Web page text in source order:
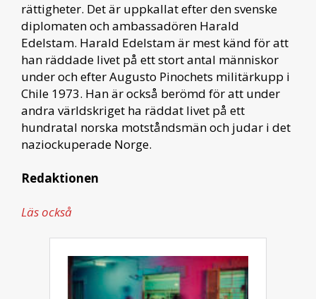
rättigheter. Det är uppkallat efter den svenske
diplomaten och ambassadören Harald
Edelstam. Harald Edelstam är mest känd för att
han räddade livet på ett stort antal människor
under och efter Augusto Pinochets militärkupp i
Chile 1973. Han är också berömd för att under
andra världskriget ha räddat livet på ett
hundratal norska motståndsmän och judar i det
naziockuperade Norge.
Redaktionen
Läs också